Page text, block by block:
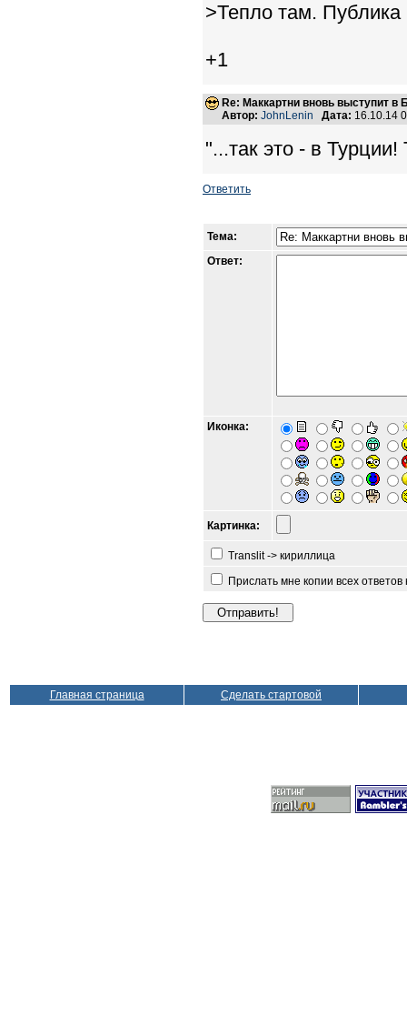
>Тепло там. Публика
+1
Re: Маккартни вновь выступит в
Автор: JohnLenin Дата: 16.10.14
"...так это - в
Ответить
Тема:
Ответ:
Иконка:
Картинка:
Translit -> кириллица
Прислать мне копии всех
Главная страница Сделать стартовой